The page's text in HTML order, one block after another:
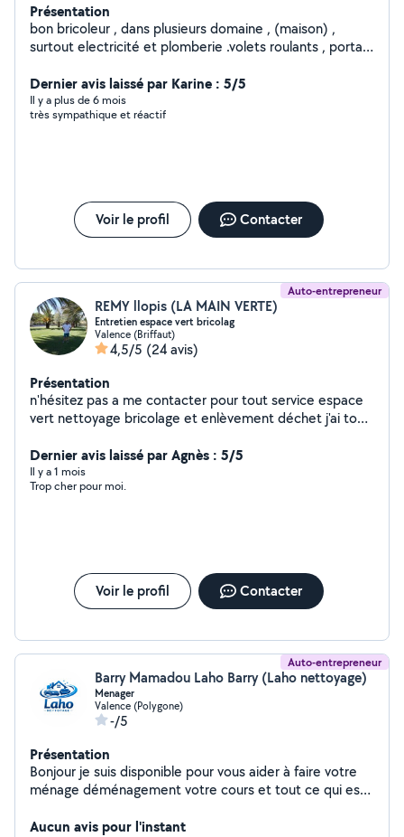
Présentation
bon bricoleur , dans plusieurs domaine , (maison) ,
surtout electricité et plomberie .volets roulants , portail
pour premier contact , merci ..Mr Vicat , j'ai une amie qui
n'est pas abonnée et qui cherche des heures de
ménage entre st peray et beauchastel ( environ)
Dernier avis laissé par Karine : 5/5
Il y a plus de 6 mois
très sympathique et réactif
Voir le profil Contacter
Auto-entrepreneur
REMY llopis (LA MAIN VERTE)
Entretien espace vert bricolag
Valence (Briffaut)
4,5/5 (24 avis)
Présentation
n'hésitez pas a me contacter pour tout service espace
vert nettoyage bricolage et enlèvement déchet j'ai tout
déplacement et devis gratuit je me déplace pour du
petit bricolage je me déplace aussi pour de l'évacuation
de déchet débarrasse encombrant a petit prix
seulement quand les travaux sont terminés et validé par
le client tarifs compétitif. besoin de conseil pour des
Dernier avis laissé par Agnès : 5/5
Il y a 1 mois
Trop cher pour moi.
Voir le profil Contacter
Auto-entrepreneur
Barry Mamadou Laho Barry (Laho nettoyage)
Menager
Valence (Polygone)
-/5
Présentation
Bonjour je suis disponible pour vous aider à faire votre
ménage déménagement votre cours et tout ce qui est
Aucun avis pour l'instant